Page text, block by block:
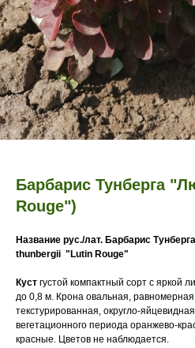
Барбарис Тунберга
Rouge")
Название рус./лат. Барбарис
thunbergii "Lutin Rouge"
Куст густой компактный сорт с яркой
до 0,8 м. Крона овальная,
текстурированная, округло-
вегетационного периода оранжево-
красные. Цветов не наблюдается.